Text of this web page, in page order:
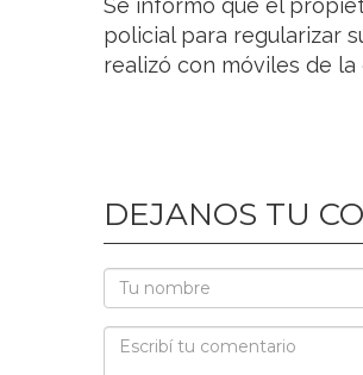
Se informó que el
policial para regularizar
realizó con móviles de
DEJANOS TU